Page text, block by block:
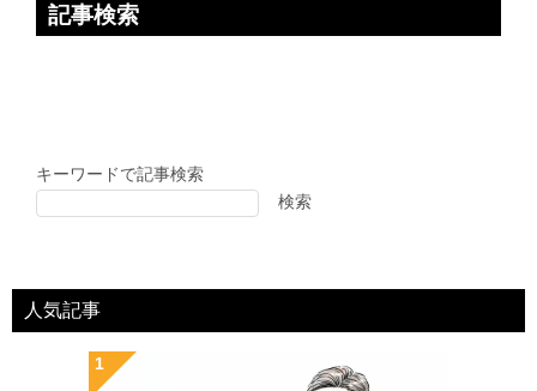
記事検索
キーワードで記事検索
検索
人気記事